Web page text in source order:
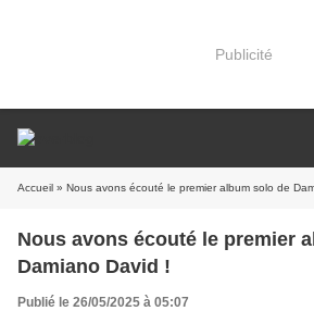
Publicité
Accueil » Nous avons écouté le premier album solo de
Nous avons écouté le premier
Damiano David !
Publié le 26/05/2025 à 05:07